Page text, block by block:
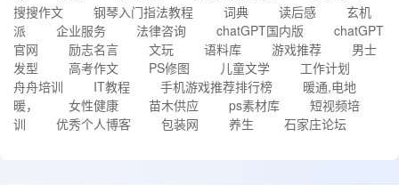
搜搜作文
钢琴入门指法教程 词典 读后感
玄机
派
企业服务 法律咨询 chatGPT国内版
chatGPT
官网
励志名言 文玩 语料库 游戏推荐
男士
发型
高考作文 PS修图 儿童文学
工作计划
舟舟培训
IT教程 手机游戏推荐排行榜
暖通,电地
暖，
女性健康 苗木供应 ps素材库
短视频培
训
优秀个人博客 包装网 养生 石家庄论坛